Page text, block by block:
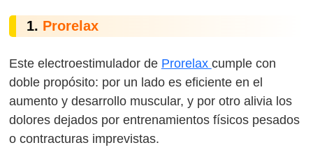
1. Prorelax
Este electroestimulador de Prorelax cumple con
doble propósito: por un lado es eficiente en el
aumento y desarrollo muscular, y por otro alivia los
dolores dejados por entrenamientos físicos pesados
o contracturas imprevistas.